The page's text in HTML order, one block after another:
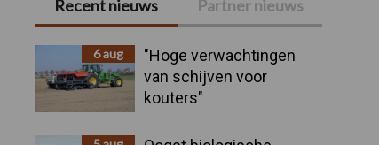
Primaire
Sidebar
Recent nieuws Partner nieuws
6 aug
"Hoge verwachtingen
van schijven voor
kouters"